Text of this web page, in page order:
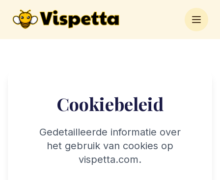
Open
Cookiebeleid
Gedetailleerde informatie over
het gebruik van cookies op
vispetta.com.